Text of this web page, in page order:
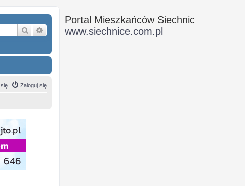
Szukaj Wyszukiwanie zaawansowane
Zaloguj się
Portal Mieszkańców Siechnic
www.siechnice.com.pl